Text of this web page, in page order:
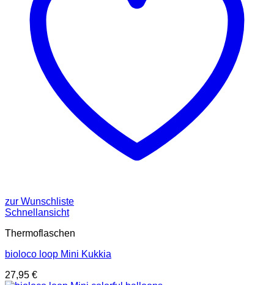
zur Wunschliste
Schnellansicht
Thermoflaschen
bioloco loop Mini Kukkia
27,95 €